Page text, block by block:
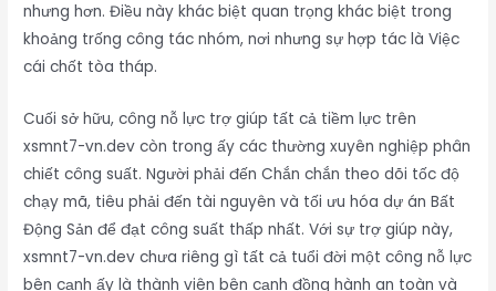
nhưng hơn. Điều này khác biệt quan trọng khác biệt trong
khoảng trống công tác nhóm, nơi nhưng sự hợp tác là Việc
cái chốt tòa tháp.
Cuối sở hữu, công nỗ lực trợ giúp tất cả tiềm lực trên
xsmnt7-vn.dev còn trong ấy các thường xuyên nghiệp phân
chiết công suất. Người phải đến Chắn chắn theo dõi tốc độ
chạy mã, tiêu phải đến tài nguyên và tối ưu hóa dự án Bất
Động Sản để đạt công suất thấp nhất. Với sự trợ giúp này,
xsmnt7-vn.dev chưa riêng gì tất cả tuổi đời một công nỗ lực
bên cạnh ấy là thành viên bên cạnh đồng hành an toàn và